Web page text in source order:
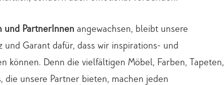
und PartnerInnen angewachsen, bleibt unsere
Garant dafür, dass wir inspirations- und
können. Denn die vielfältigen Möbel, Farben, Tapeten,
die unsere Partner bieten, machen jeden